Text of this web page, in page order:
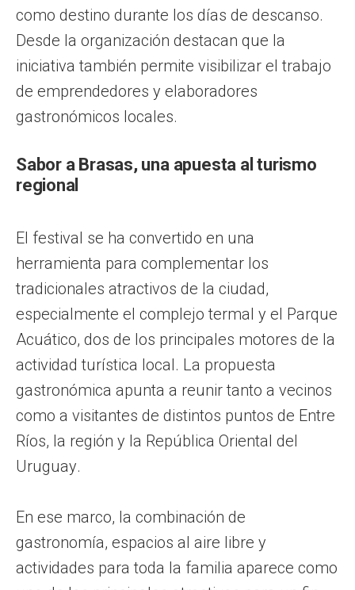
como destino durante los días de descanso.
Desde la organización destacan que la
iniciativa también permite visibilizar el trabajo
de emprendedores y elaboradores
gastronómicos locales.
Sabor a Brasas, una apuesta al turismo
regional
El festival se ha convertido en una
herramienta para complementar los
tradicionales atractivos de la ciudad,
especialmente el complejo termal y el Parque
Acuático, dos de los principales motores de la
actividad turística local. La propuesta
gastronómica apunta a reunir tanto a vecinos
como a visitantes de distintos puntos de Entre
Ríos, la región y la República Oriental del
Uruguay.
En ese marco, la combinación de
gastronomía, espacios al aire libre y
actividades para toda la familia aparece como